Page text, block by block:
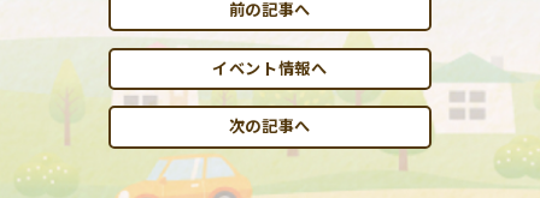
前の記事へ
イベント情報へ
次の記事へ